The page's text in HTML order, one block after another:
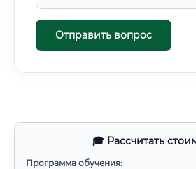
🎓 Рассчитать
Программа обучения:
Отправить вопрос